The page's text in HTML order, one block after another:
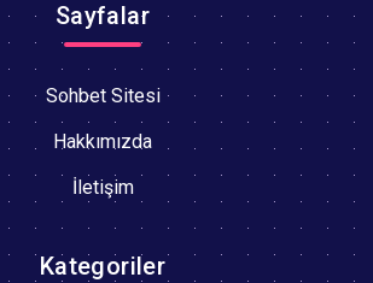
Sayfalar
Sohbet Sitesi
Hakkımızda
İletişim
Kategoriler